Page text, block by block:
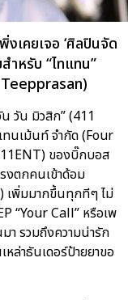
เคยเจอ ‘ศิลปินจัด
ำหรับ “ไทแทน”
วัน มิวสิก” (411
ทนเม้นท์ จำกัด (Four
ของบิ๊กบอส
งตกคนเข้าด้อม
เพิ่มมากขึ้นทุกทีๆ ไม่
“Your Call” หรือเพ
า รวมถึงความน่ารัก
ล่าธันเดอร์ป้ายยาขอ